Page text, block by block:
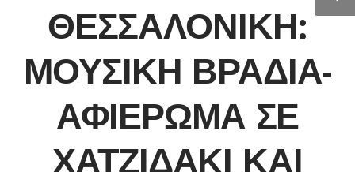
ΘΕΣΣΑΛΟΝΊΚΗ:
ΜΟΥΣΙΚΉ ΒΡΑΔΙΆ-
ΑΦΙΈΡΩΜΑ ΣΕ
ΧΑΤΖΙΔΆΚΙ ΚΑΙ